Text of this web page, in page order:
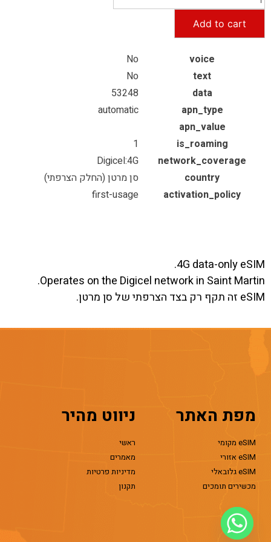
Add to cart
voice
No
text
No
data
53248
apn_type
automatic
apn_value
is_roaming
1
network_coverage
Digicel:4G
country
סן מרטן (החלק הצרפתי)
activation_policy
first-usage
4G data-only eSIM.
Operates on the Digicel network in Saint Martin.
eSIM זה תקף רק בצד הצרפתי של סן מרטן.
מפת האתר
eSIM מקומי
eSIM אזורי
eSIM גלובאלי
מכשירים תומכים
ניווט מהיר
ראשי
מאמרים
מדיניות פרטיות
תקנון